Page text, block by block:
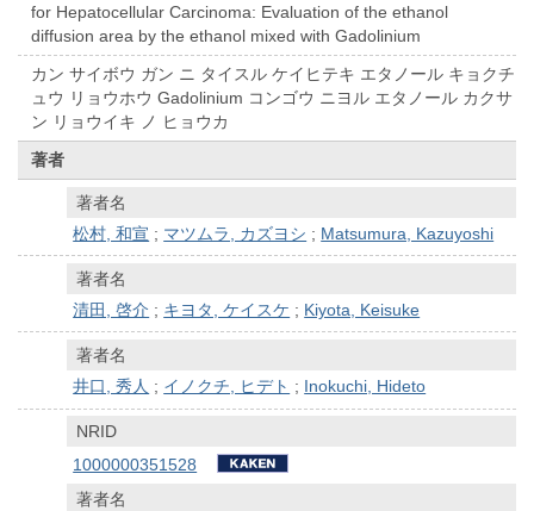
for Hepatocellular Carcinoma: Evaluation of the ethanol
diffusion area by the ethanol mixed with Gadolinium
カン サイボウ ガン ニ タイスル ケイヒテキ エタノール キョクチ
ュウ リョウホウ Gadolinium コンゴウ ニヨル エタノール カクサ
ン リョウイキ ノ ヒョウカ
著者
著者名
松村, 和宣 ; マツムラ, カズヨシ ; Matsumura, Kazuyoshi
著者名
清田, 啓介 ; キヨタ, ケイスケ ; Kiyota, Keisuke
著者名
井口, 秀人 ; イノクチ, ヒデト ; Inokuchi, Hideto
NRID
1000000351528
著者名